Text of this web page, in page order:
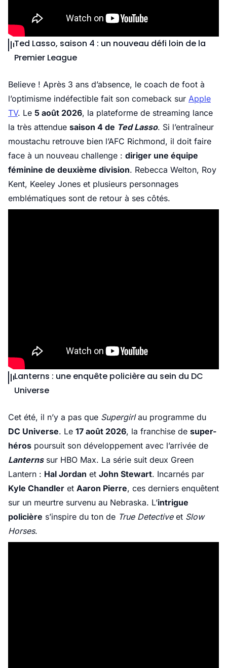
Ted Lasso, saison 4 : un nouveau défi loin de la
Premier League
Believe ! Après 3 ans d’absence, le coach de foot à
l’optimisme indéfectible fait son comeback sur Apple
TV. Le 5 août 2026, la plateforme de streaming lance
la très attendue saison 4 de Ted Lasso. Si l’entraîneur
moustachu retrouve bien l’AFC Richmond, il doit faire
face à un nouveau challenge : diriger une équipe
féminine de deuxième division. Rebecca Welton, Roy
Kent, Keeley Jones et plusieurs personnages
emblématiques sont de retour à ses côtés.
Lanterns : une enquête policière au sein du DC
Universe
Cet été, il n’y a pas que Supergirlau programme du
DC Universe. Le 17 août 2026, la franchise de super-
héros poursuit son développement avec l’arrivée de
Lanternssur HBO Max. La série suit deux Green
Lantern : Hal Jordan et John Stewart. Incarnés par
Kyle Chandler et Aaron Pierre, ces derniers enquêtent
sur un meurtre survenu au Nebraska. L’intrigue
policière s’inspire du ton de True Detectiveet Slow
Horses.